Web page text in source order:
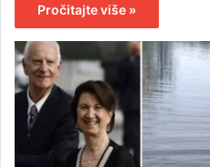
Pročitajte više »